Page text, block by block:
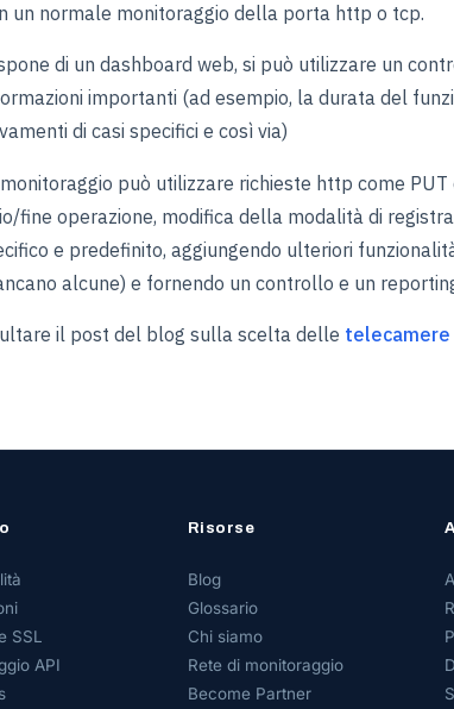
un normale monitoraggio della porta http o tcp.
di un dashboard web, si può utilizzare un
importanti (ad esempio, la durata del
di casi specifici e così via)
può utilizzare richieste http come PUT
fine operazione, modifica della modalità di
e predefinito, aggiungendo ulteriori
alcune) e fornendo un controllo e un
il post del blog sulla scelta delle
SSL
API
Risorse
Blog
Glossario
Chi siamo
Rete di monitoraggio
Become Partner